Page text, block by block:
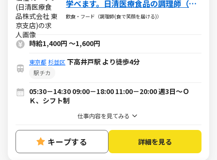
学べます。日清医療食品の調理師（パ
ート・アルバイト求人）
飲食・フード（調理師(食で笑顔を届ける)）
時給1,400円 ～1,600円
東京都 杉並区 下高井戸駅 より徒歩4分
駅チカ
05:30－14:30 09:00－18:00 11:00－20:00 週3日～Ｏ
Ｋ、シフト制
仕事内容を見てみる
キープする 詳細を見る